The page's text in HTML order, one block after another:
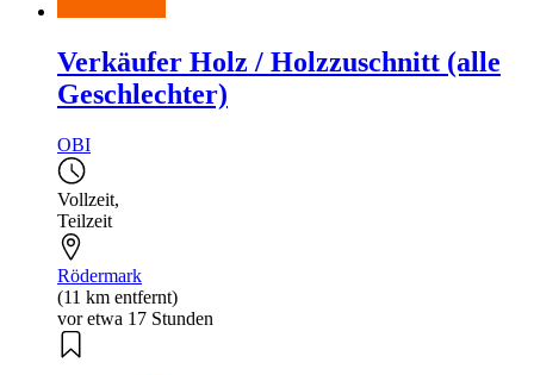
Verkäufer Holz / Holzzuschnitt (alle
Geschlechter)
OBI
Vollzeit,
Teilzeit
Rödermark
(11 km entfernt)
vor etwa 17 Stunden